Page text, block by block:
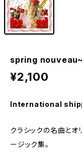
spring
¥2,100
International
クラシックの名曲とオ
ージック集。